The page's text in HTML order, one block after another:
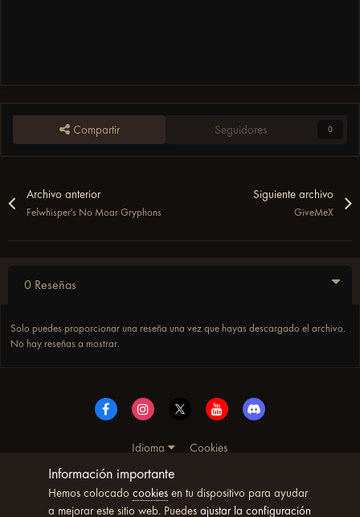
Compartir Seguidores 0
Archivo anterior
Felwhisper's No Moar Gryphons
Siguiente archivo
GiveMeX
0 Reseñas
Solo puedes proporcionar una reseña una vez que hayas descargado el archivo.
No hay reseñas a mostrar.
Idioma
Cookies
© Copyright UltimoWoW™ 2025. Todos los derechos
reservados
Powered by Invision Community
Información importante
Hemos colocado cookiesen tu dispositivo para ayudar
a mejorar este sitio web. Puedes ajustar la configuración